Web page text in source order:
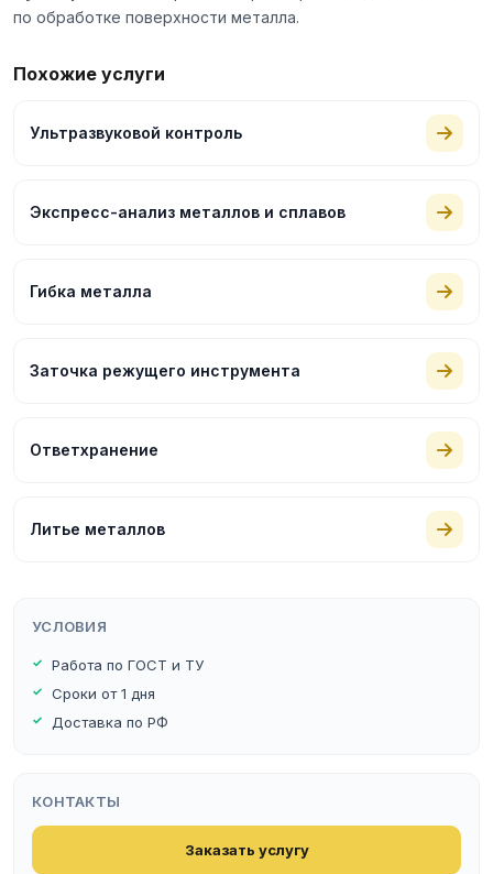
по обработке поверхности металла.
Похожие услуги
Ультразвуковой контроль
Экспресс-анализ металлов и сплавов
Гибка металла
Заточка режущего инструмента
Ответхранение
Литье металлов
УСЛОВИЯ
Работа по ГОСТ и ТУ
Сроки от 1 дня
Доставка по РФ
КОНТАКТЫ
Заказать услугу